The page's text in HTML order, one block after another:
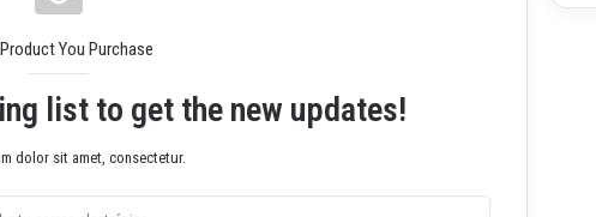
You Purchase
list to get the new updates!
dolor sit amet, consectetur.